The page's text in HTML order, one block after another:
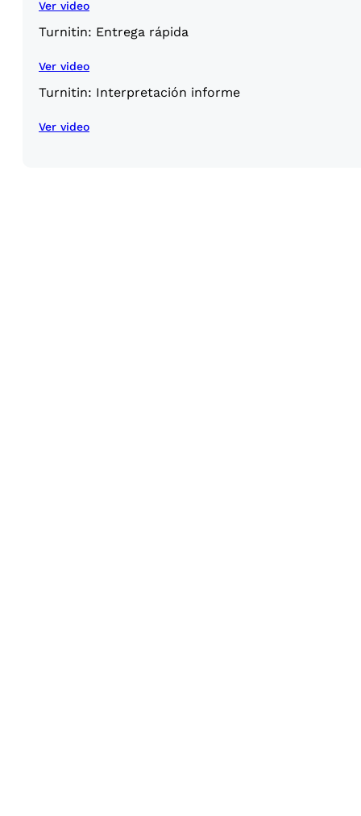
Ver video
Turnitin: Entrega rápida
Ver video
Turnitin: Interpretación informe
Ver video